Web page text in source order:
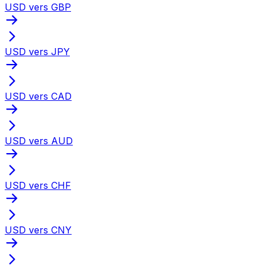
USD vers GBP
USD vers JPY
USD vers CAD
USD vers AUD
USD vers CHF
USD vers CNY